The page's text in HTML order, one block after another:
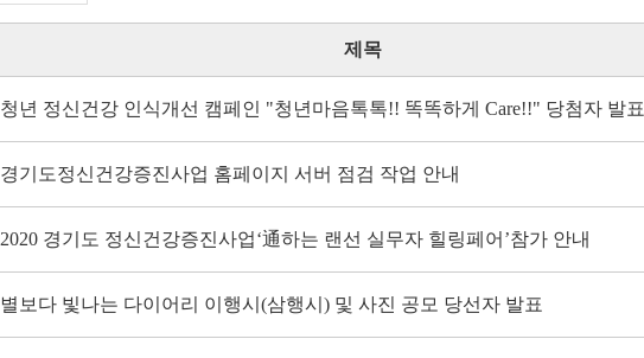
제목
청년 정신건강 인식개선 캠페인 "청년마음톡톡!! 똑똑하게 Care!!" 당첨자 발표
경기도정신건강증진사업 홈페이지 서버 점검 작업 안내
2020 경기도 정신건강증진사업‘通하는 랜선 실무자 힐링페어’참가 안내
별보다 빛나는 다이어리 이행시(삼행시) 및 사진 공모 당선자 발표